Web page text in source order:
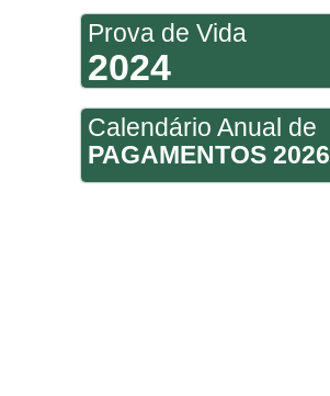
Prova de Vida
2024
Calendário Anual de
PAGAMENTOS 2026